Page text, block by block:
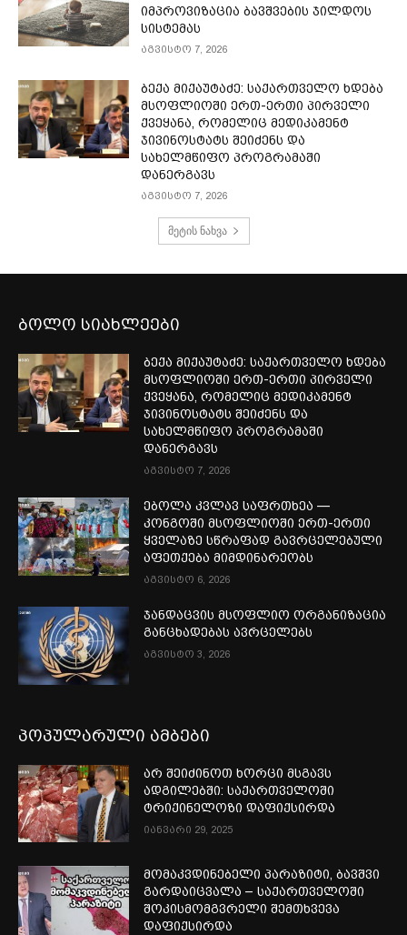
იმპროვიზაცია ბავშვების ჯილდოს
სისტემას
აგვისტო 7, 2026
ბექა მიქაუტაძე: საქართველო ხდება
მსოფლიოში ერთ-ერთი პირველი
ქვეყანა, რომელიც მედიკამენტ
ჯივინოსტატს შეიძენს და
სახელმწიფო პროგრამაში
დანერგავს
აგვისტო 7, 2026
მეტის ნახვა
ბოლო სიახლეები
ბექა მიქაუტაძე: საქართველო ხდება
მსოფლიოში ერთ-ერთი პირველი
ქვეყანა, რომელიც მედიკამენტ
ჯივინოსტატს შეიძენს და
სახელმწიფო პროგრამაში
დანერგავს
აგვისტო 7, 2026
ებოლა კვლავ საფრთხეა —
კონგოში მსოფლიოში ერთ-ერთი
ყველაზე სწრაფად გავრცელებული
აფეთქება მიმდინარეობს
აგვისტო 6, 2026
ჯანდაცვის მსოფლიო ორგანიზაცია
განცხადებას ავრცელებს
აგვისტო 3, 2026
პოპულარული ამბები
არ შეიძინოთ ხორცი მსგავს
ადგილებში: საქართველოში
ტრიქინელოზი დაფიქსირდა
იანვარი 29, 2025
მომაკვდინებელი პარაზიტი, ბავშვი
გარდაიცვალა – საქართველოში
შოკისმომგვრელი შემთხვევა
დაფიქსირდა